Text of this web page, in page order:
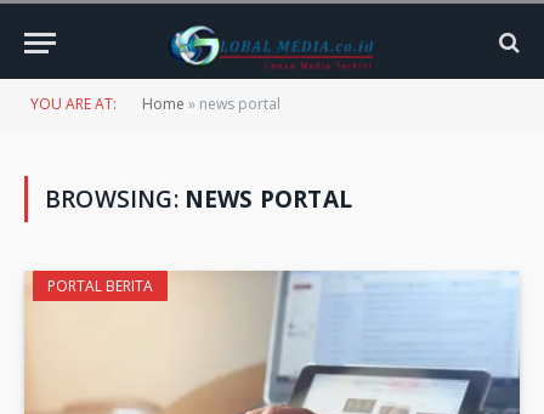
YOU ARE AT: Home » news portal
BROWSING: NEWS PORTAL
PORTAL BERITA